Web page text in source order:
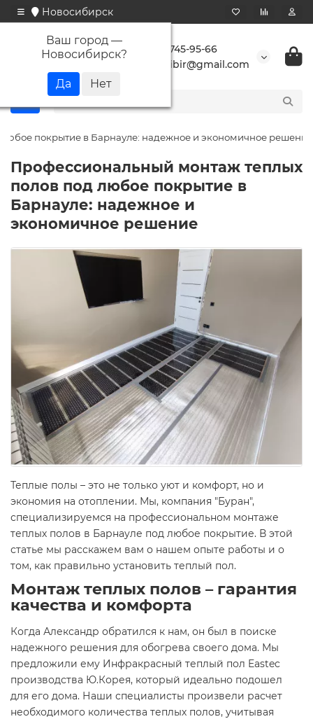
Новосибирск
Ваш город —
Новосибирск?
+7 923 745-95-66
buransibir@gmail.com
покрытие в Барнауле: надежное и экономичное решение
Профессиональный монтаж теплых
полов под любое покрытие в
Барнауле: надежное и
экономичное решение
Теплые полы – это не только уют и комфорт, но и
экономия на отоплении. Мы, компания "Буран",
специализируемся на профессиональном монтаже
теплых полов в Барнауле под любое покрытие. В этой
статье мы расскажем вам о нашем опыте работы и о
том, как правильно установить теплый пол.
Монтаж теплых полов – гарантия
качества и комфорта
Когда Александр обратился к нам, он был в поиске
надежного решения для обогрева своего дома. Мы
предложили ему Инфракрасный теплый пол Eastec
производства Ю.Корея, который идеально подошел
для его дома. Наши специалисты произвели расчет
необходимого количества теплых полов, учитывая